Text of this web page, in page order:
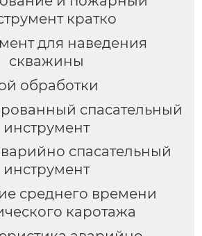
кратко
для наведения
скважины
обработки
спасательный
инструмент
спасательный
инструмент
среднего времени
каротажа